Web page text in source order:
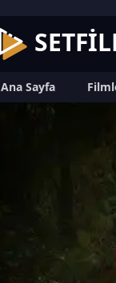
Ana Sayfa